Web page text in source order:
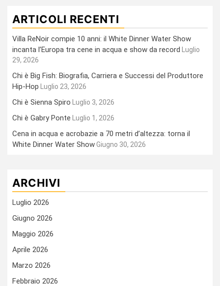
ARTICOLI RECENTI
Villa ReNoir compie 10 anni: il White Dinner Water Show
incanta l’Europa tra cene in acqua e show da record
Luglio
29, 2026
Chi è Big Fish: Biografia, Carriera e Successi del Produttore
Hip-Hop
Luglio 23, 2026
Chi è Sienna Spiro Luglio 3, 2026
Chi è Gabry Ponte Luglio 1, 2026
Cena in acqua e acrobazie a 70 metri d’altezza: torna il
White Dinner Water ShowGiugno 30, 2026
ARCHIVI
Luglio 2026
Giugno 2026
Maggio 2026
Aprile 2026
Marzo 2026
Febbraio 2026